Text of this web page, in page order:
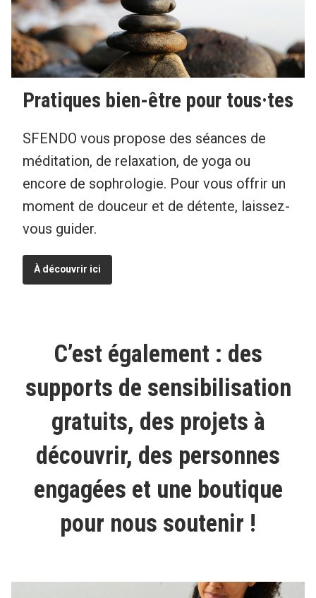
Pratiques bien-être pour tous·tes
SFENDO vous propose des séances de
méditation, de relaxation, de yoga ou
encore de sophrologie. Pour vous offrir un
moment de douceur et de détente, laissez-
vous guider.
À découvrir ici
C’est également : des
supports de sensibilisation
gratuits, des projets à
découvrir, des personnes
engagées et une boutique
pour nous soutenir !